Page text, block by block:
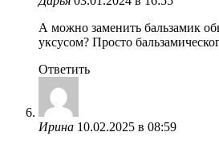
А можно заменить бальзамик
уксусом? Просто
Ответить
Ирина 10.02.2025 в 08:59